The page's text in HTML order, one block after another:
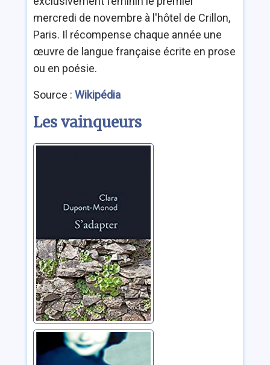
mercredi de novembre à l'hôtel de Crillon,
Paris. Il récompense chaque année une
œuvre de langue française écrite en prose
ou en poésie.
Source : Wikipédia
Les vainqueurs
Madame Hayat
Altan, Ahmet